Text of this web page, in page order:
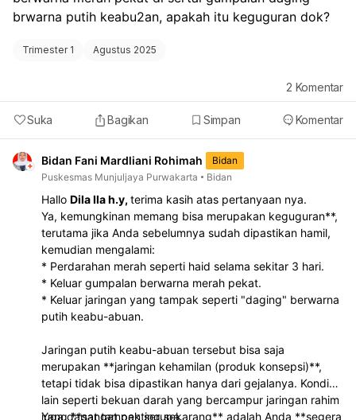
brwarna putih keabu2an, apakah itu keguguran dok?
Trimester 1 Agustus 2025
Suka Bagikan Simpan Komentar
2 Komentar
Bidan Fani Mardliani Rohimah
Bidan
Puskesmas Munjuljaya Purwakarta
Bidan
Hallo Dila Ila h.y, terima kasih atas pertanyaan nya.
Ya, kemungkinan memang bisa merupakan keguguran**,
terutama jika Anda sebelumnya sudah dipastikan hamil,
kemudian mengalami:
* Perdarahan merah seperti haid selama sekitar 3 hari.
* Keluar gumpalan berwarna merah pekat.
* Keluar jaringan yang tampak seperti "daging" berwarna
putih keabu-abuan.
Jaringan putih keabu-abuan tersebut bisa saja
merupakan **jaringan kehamilan (produk konsepsi)**,
tetapi tidak bisa dipastikan hanya dari gejalanya. Kondisi
lain seperti bekuan darah yang bercampur jaringan rahim
juga dapat tampak serupa.
Yang **sangat penting sekarang** adalah Anda **segera